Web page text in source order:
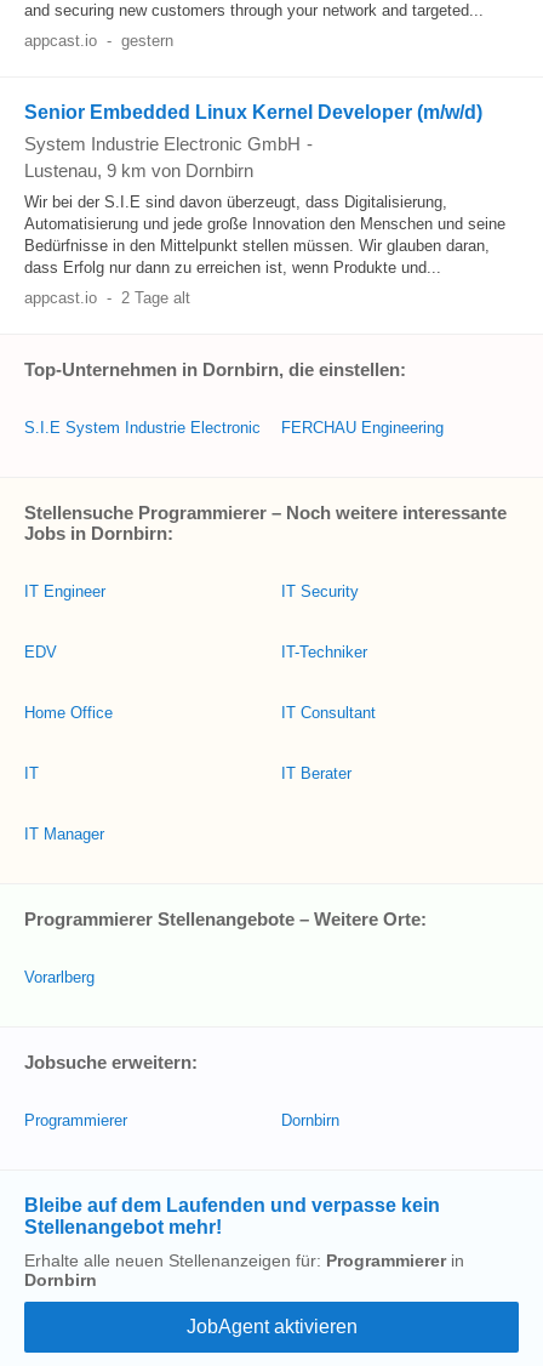
and securing new customers through your network and targeted...
appcast.io - gestern
Senior Embedded Linux Kernel Developer (m/w/d)
System Industrie Electronic GmbH -
Lustenau, 9 km von Dornbirn
Wir bei der S.I.E sind davon überzeugt, dass Digitalisierung,
Automatisierung und jede große Innovation den Menschen und seine
Bedürfnisse in den Mittelpunkt stellen müssen. Wir glauben daran,
dass Erfolg nur dann zu erreichen ist, wenn Produkte und...
appcast.io - 2 Tage alt
Top-Unternehmen in Dornbirn, die einstellen:
S.I.E System Industrie Electronic FERCHAU Engineering
Stellensuche Programmierer – Noch weitere interessante
Jobs in Dornbirn:
IT Engineer
EDV
Home Office
IT
IT Manager
IT Security
IT-Techniker
IT Consultant
IT Berater
Programmierer Stellenangebote – Weitere Orte:
Vorarlberg
Jobsuche erweitern:
Programmierer Dornbirn
Bleibe auf dem Laufenden und verpasse kein
Stellenangebot mehr!
Erhalte alle neuen Stellenanzeigen für: Programmiererin
Dornbirn